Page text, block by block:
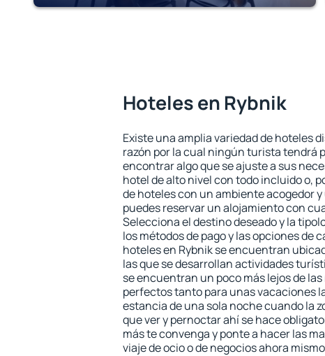
Hoteles en Rybnik
Existe una amplia variedad de hoteles
razón por la cual ningún turista tendrá
encontrar algo que se ajuste a sus
hotel de alto nivel con todo incluido o,
de hoteles con un ambiente acogedor
puedes reservar un alojamiento con
Selecciona el destino deseado y la
los métodos de pago y las opciones de
hoteles en Rybnik se encuentran
las que se desarrollan actividades
se encuentran un poco más lejos de
perfectos tanto para unas vacaciones
estancia de una sola noche cuando la
que ver y pernoctar ahí se hace
más te convenga y ponte a hacer las
viaje de ocio o de negocios ahora